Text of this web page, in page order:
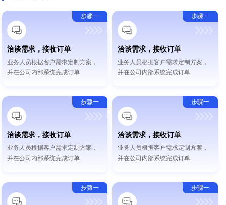
洽谈需求，接收订单
业务人员根据客户需求定制方案，
并在公司内部系统完成订单
步骤一
洽谈需求，接收订单
业务人员根据客户需求定制方案，
并在公司内部系统完成订单
步骤一
洽谈需求，接收订单
业务人员根据客户需求定制方案，
并在公司内部系统完成订单
步骤一
洽谈需求，接收订单
业务人员根据客户需求定制方案，
并在公司内部系统完成订单
步骤一
步骤一 步骤一